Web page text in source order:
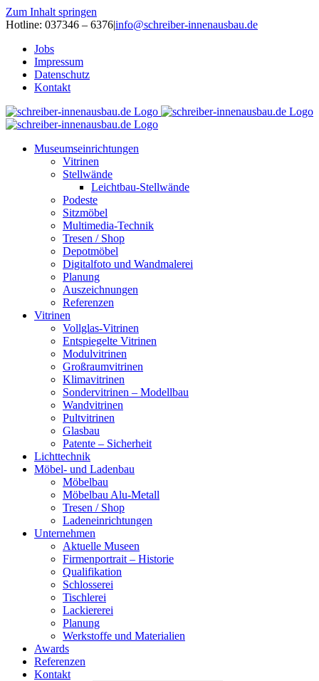
Zum Inhalt springen
Hotline: 037346 – 6376|info@schreiber-innenausbau.de
Jobs
Impressum
Datenschutz
Kontakt
Museumseinrichtungen
Vitrinen
Stellwände
Leichtbau-Stellwände
Podeste
Sitzmöbel
Multimedia-Technik
Tresen / Shop
Depotmöbel
Digitalfoto und Wandmalerei
Planung
Auszeichnungen
Referenzen
Vitrinen
Vollglas-Vitrinen
Entspiegelte Vitrinen
Modulvitrinen
Großraumvitrinen
Klimavitrinen
Sondervitrinen – Modellbau
Wandvitrinen
Pultvitrinen
Glasbau
Patente – Sicherheit
Lichttechnik
Möbel- und Ladenbau
Möbelbau
Möbelbau Alu-Metall
Tresen / Shop
Ladeneinrichtungen
Unternehmen
Aktuelle Museen
Firmenportrait – Historie
Qualifikation
Schlosserei
Tischlerei
Lackiererei
Planung
Werkstoffe und Materialien
Awards
Referenzen
Kontakt